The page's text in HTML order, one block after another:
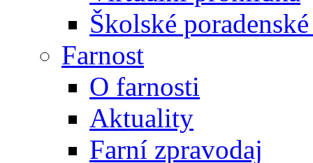
Školské
Farnost
O farnosti
Aktuality
Farní zpravodaj